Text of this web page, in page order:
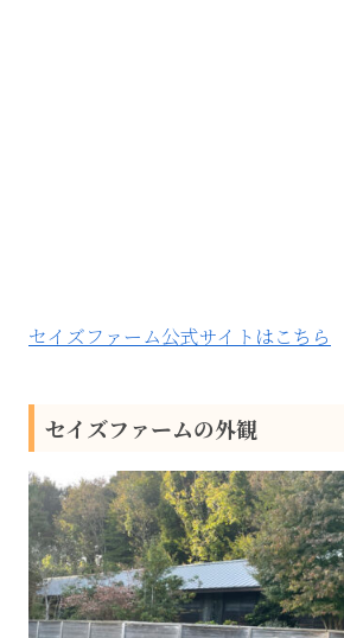
セイズファーム公式サイトはこちら
セイズファームの外観